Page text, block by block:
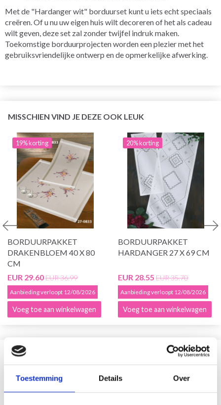
Toestemming Details Over
Met de "Hardanger wit" borduurset kunt u iets echt speciaals
creëren. Of u nu uw eigen huis wilt decoreren of het als cadeau
wilt geven, deze set zal zonder twijfel indruk maken.
Toekomstige borduurprojecten worden een plezier met het
gebruiksvriendelijke ontwerp en de opmerkelijke afwerking.
MISSCHIEN VIND JE DEZE OOK LEUK
19% korting
BORDUURPAKKET
DRAKENBLOEM 40 X 80
CM
EUR 29.60EUR 36.99
Aanbieding verloopt 12/08/2026
Voeg toe aan winkelwagen
20% korting
BORDUURPAKKET
HARDANGER 27 X 69 CM
EUR 28.55 EUR 35.70
Aanbieding verloopt 12/08/2026
Voeg toe aan winkelwagen
VERGELIJKBAAR MET DIT
19% korting